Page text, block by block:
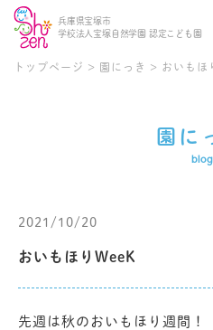
兵庫県宝塚市
学校法人宝塚自然学園 認定こども園
トップページ > 園にっき > おいもほ
園に
blog
2021/10/20
おいもほりWeeK
先週は秋のおいもほり週間！